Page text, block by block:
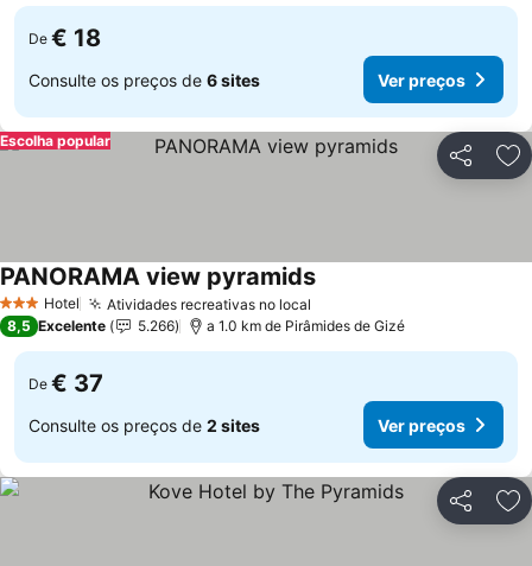
De € 18
Consulte os preços de 6 sites Ver preços
Partilhar
Escolha popular
3 EstrelasHotel Atividades recreativas no local
PANORAMA view pyramidsVer preços
8,5 Excelente 5.266 a 1.0 km de Pirâmides de Gizé
De € 37
Consulte os preços de 2 sites Ver preços
Partilhar